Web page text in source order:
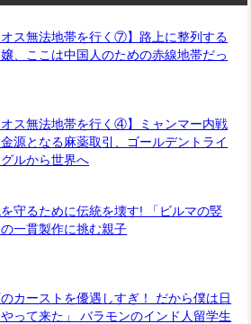
オス無法地帯を行く⑦】路上に整列する
、ここは中国人のための赤線地帯だっ
オス無法地帯を行く④】ミャンマー内戦
源となる麻薬取引、ゴールデントライ
ルから世界へ
守るために伝統を壊す! 「ビルマの竪
一貫製作に挑む親子
のカーストを優遇しすぎ！ だから僕は日
って来た」 バラモンのインド人留学生